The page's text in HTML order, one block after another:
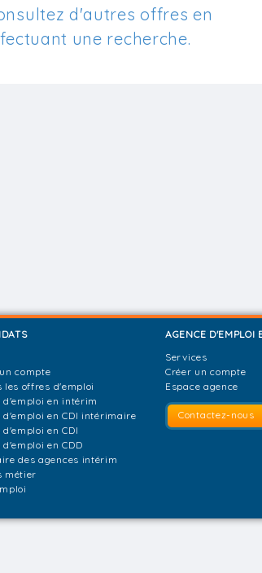
d'autres offres en
une recherche.
compte
les offres d'emploi
d'emploi en intérim
d'emploi en CDI intérimaire
en CDI
en CDD
des agences intérim
métier
AGENCE D'EMPLOI
Services
Créer un compte
Espace agence
Contactez-nous